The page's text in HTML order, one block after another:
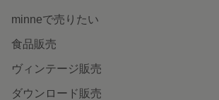
minneで売りたい
食品販売
ヴィンテージ販売
ダウンロード販売